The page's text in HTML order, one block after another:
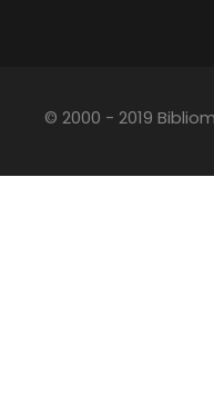
© 2000 - 2019